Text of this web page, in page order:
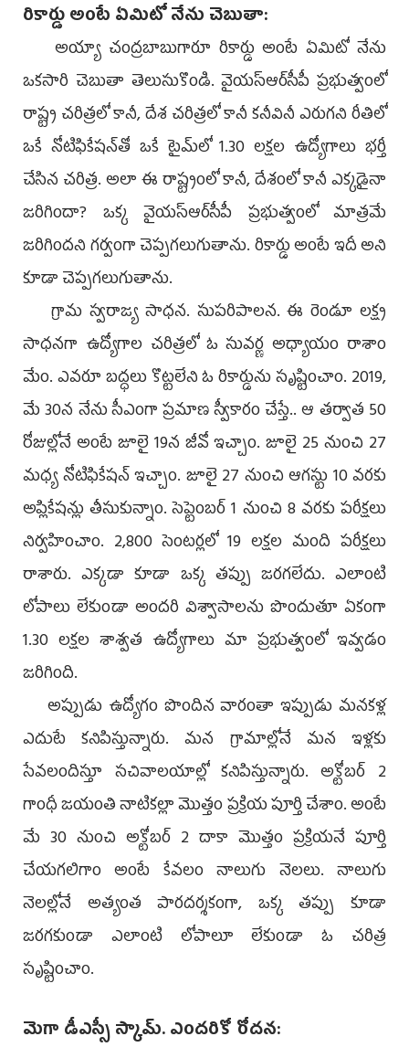
రికార్డు అంటే ఏమిటో నేను చెబుతా:
అయ్యా చంద్రబాబుగారూ రికార్డు అంటే ఏమిటో నేను
ఒకసారి చెబుతా తెలుసుకొండి. వైయ‌స్ఆర్‌సీపీ ప్రభుత్వంలో
రాష్ట్ర చరిత్రలో కానీ, దేశ చరిత్రలో కానీ కనీవినీ ఎరుగని రీతిలో
ఒకే నోటిఫికేషన్‌తో ఒకే టైమ్‌లో 1.30 లక్షల ఉద్యోగాలు భర్తీ
చేసిన చరిత్ర. అలా ఈ రాష్ట్రంలో కానీ, దేశంలో కానీ ఎక్కడైనా
జరిగిందా? ఒక్క వైయ‌స్ఆర్‌సీపీ ప్రభుత్వంలో మాత్రమే
జరిగిందని గర్వంగా చెప్పగలుగుతాను. రికార్డు అంటే ఇదీ అని
కూడా చెప్పగలుగుతాను.
గ్రామ స్వరాజ్య సాధన. సుపరిపాలన. ఈ రెండూ లక్ష్య
సాధనగా ఉద్యోగాల చరిత్రలో ఓ సువర్ణ అధ్యాయం రాశాం
మేం. ఎవరూ బద్ధలు కొట్టలేని ఓ రికార్డును సృష్టించాం. 2019,
మే 30న నేను సీఎంగా ప్రమాణ స్వీకారం చేస్తే.. ఆ తర్వాత 50
రోజుల్లోనే అంటే జూలై 19న జీవో ఇచ్చాం. జూలై 25 నుంచి 27
మధ్య నోటిఫికేషన్‌ ఇచ్చాం. జూలై 27 నుంచి ఆగస్టు 10 వరకు
అప్లికేషన్లు తీసుకున్నాం. సెప్టెంబర్‌ 1 నుంచి 8 వరకు పరీక్షలు
నిర్వహించాం. 2,800 సెంటర్లలో 19 లక్షల మంది పరీక్షలు
రాశారు. ఎక్కడా కూడా ఒక్క తప్పు జరగలేదు. ఎలాంటి
లోపాలు లేకుండా అందరి విశ్వాసాలను పొందుతూ ఏకంగా
1.30 లక్షల శాశ్వత ఉద్యోగాలు మా ప్రభుత్వంలో ఇవ్వడం
జరిగింది.
అప్పుడు ఉద్యోగం పొందిన వారంతా ఇప్పుడు మనకళ్ల
ఎదుటే కనిపిస్తున్నారు. మన గ్రామాల్లోనే మన ఇళ్లకు
సేవలందిస్తూ సచివాలయాల్లో కనిపిస్తున్నారు. అక్టోబర్‌ 2
గాంధీ జయంతి నాటికల్లా మొత్తం ప్రక్రియ పూర్తి చేశాం. అంటే
మే 30 నుంచి అక్టోబర్‌ 2 దాకా మొత్తం ప్రక్రియనే పూర్తి
చేయగలిగాం అంటే కేవలం నాలుగు నెలలు. నాలుగు
నెలల్లోనే అత్యంత పారదర్శకంగా, ఒక్క తప్పు కూడా
జరగకుండా ఎలాంటి లోపాలూ లేకుండా ఓ చరిత్ర
సృష్టించాం.
మెగా డీఎస్సీ స్కామ్‌. ఎందరికో రోదన: